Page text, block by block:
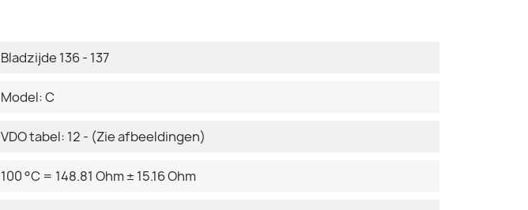
Bladzijde 136 - 137
Model: C
VDO tabel: 12 - (Zie afbeeldingen)
100 °C = 148.81 Ohm ± 15.16 Ohm